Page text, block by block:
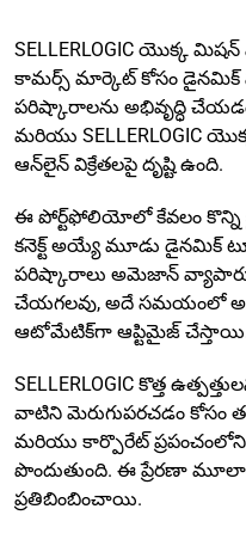
SELLERLOGIC యొక్క మిషన్
కామర్స్ మార్కెట్ కోసం డైనమిక్
పరిష్కారాలను అభివృద్ధి
మరియు SELLERLOGIC
ఆన్‌లైన్ విక్రేతలపై దృష్టి ఉంది.
ఈ పోర్ట్‌ఫోలియోలో కేవలం కొన్ని
కనెక్ట్ అయ్యే మూడు డైనమిక్
పరిష్కారాలు అమెజాన్
చేయగలవు, అదే సమయంలో
ఆటోమేటిక్‌గా ఆప్టిమైజ్
SELLERLOGIC కొత్త
వాటిని మెరుగుపరచడం కోసం
మరియు కార్పొరేట్ ప్రపంచంలోని
పొందుతుంది. ఈ ప్రేరణా
ప్రతిబింబించాయి.